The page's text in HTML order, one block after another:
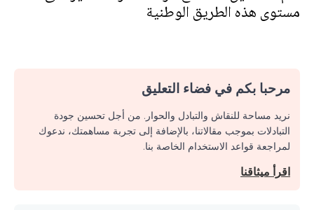
مستوى هذه الطريق الوطنية
مرحبا بكم في فضاء التعليق
نريد مساحة للنقاش والتبادل والحوار. من أجل تحسين جودة
التبادلات بموجب مقالاتنا، بالإضافة إلى تجربة مساهمتك، ندعوك
لمراجعة قواعد الاستخدام الخاصة بنا.
اقرأ ميثاقنا